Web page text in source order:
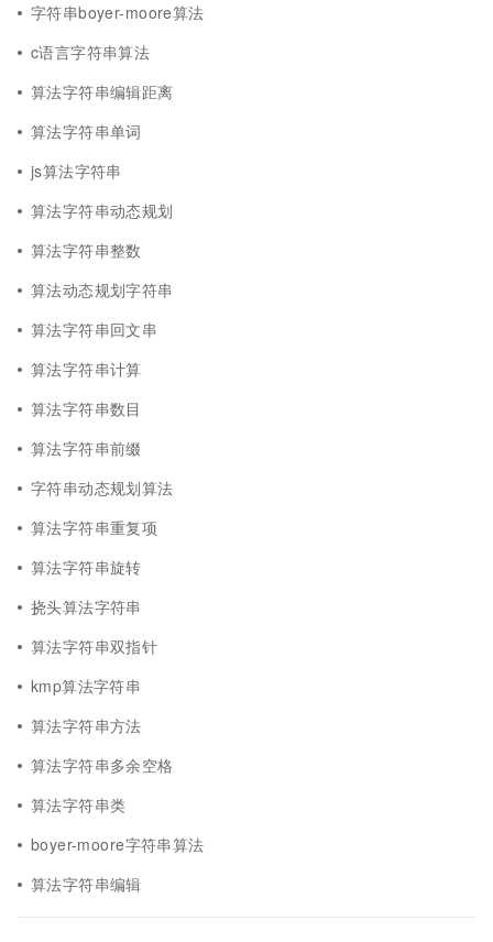
字符串boyer-moore算法
c语言字符串算法
算法字符串编辑距离
算法字符串单词
js算法字符串
算法字符串动态规划
算法字符串整数
算法动态规划字符串
算法字符串回文串
算法字符串计算
算法字符串数目
算法字符串前缀
字符串动态规划算法
算法字符串重复项
算法字符串旋转
挠头算法字符串
算法字符串双指针
kmp算法字符串
算法字符串方法
算法字符串多余空格
算法字符串类
boyer-moore字符串算法
算法字符串编辑